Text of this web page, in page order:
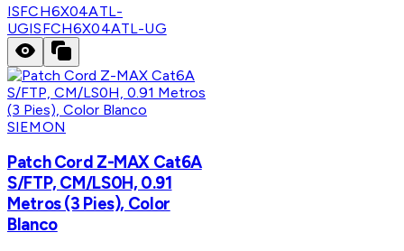
ISFCH6X04ATL-
UGISFCH6X04ATL-UG
SIEMON
Patch Cord Z-MAX Cat6A
S/FTP, CM/LS0H, 0.91
Metros (3 Pies), Color
Blanco